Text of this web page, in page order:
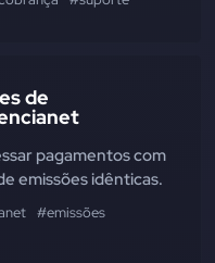
de
pagamentos com
emissões idênticas.
#emissões